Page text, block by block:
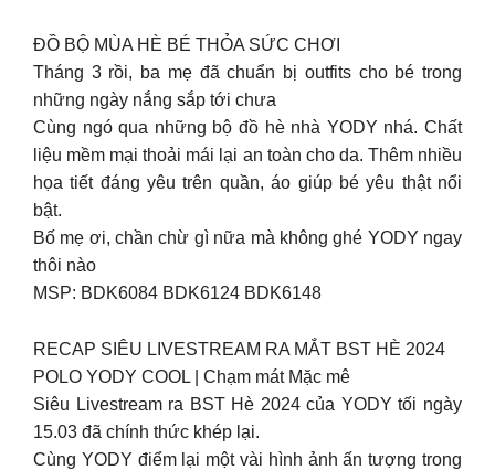
ĐỒ BỘ MÙA HÈ BÉ THỎA SỨC CHƠI
Tháng 3 rồi, ba mẹ đã chuẩn bị outfits cho bé trong
những ngày nắng sắp tới chưa
Cùng ngó qua những bộ đồ hè nhà YODY nhá. Chất
liệu mềm mại thoải mái lại an toàn cho da. Thêm nhiều
họa tiết đáng yêu trên quần, áo giúp bé yêu thật nổi
bật.
Bố mẹ ơi, chần chừ gì nữa mà không ghé YODY ngay
thôi nào
MSP: BDK6084 BDK6124 BDK6148
RECAP SIÊU LIVESTREAM RA MẮT BST HÈ 2024
POLO YODY COOL | Chạm mát Mặc mê
Siêu Livestream ra BST Hè 2024 của YODY tối ngày
15.03 đã chính thức khép lại.
Cùng YODY điểm lại một vài hình ảnh ấn tượng trong